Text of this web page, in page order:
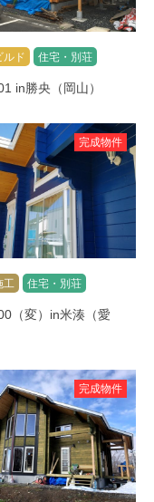
ルド 住宅・別荘
in勝央（岡山）
完成物件
工 住宅・別荘
（変）in米湊（愛
完成物件